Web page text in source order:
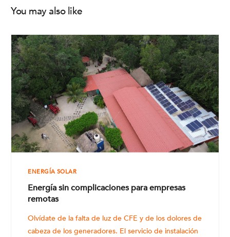
You may also like
ENERGÍA SOLAR
Energía sin complicaciones para empresas
remotas
Olvídate de la falta de luz de CFE y de los dolores de
cabeza de los generadores. El servicio de instalación